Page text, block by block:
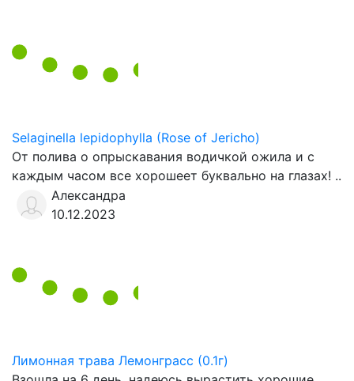
Selaginella lepidophylla (Rose of Jericho)
От полива о опрыскавания водичкой ожила и с
каждым часом все хорошеет буквально на глазах! ..
Александра
10.12.2023
Лимонная трава Лемонграсс (0.1г)